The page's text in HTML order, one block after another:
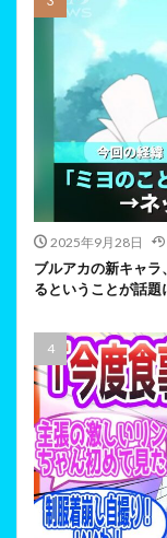
2025年9月28日
ブルアカの新キャラ
るということが話